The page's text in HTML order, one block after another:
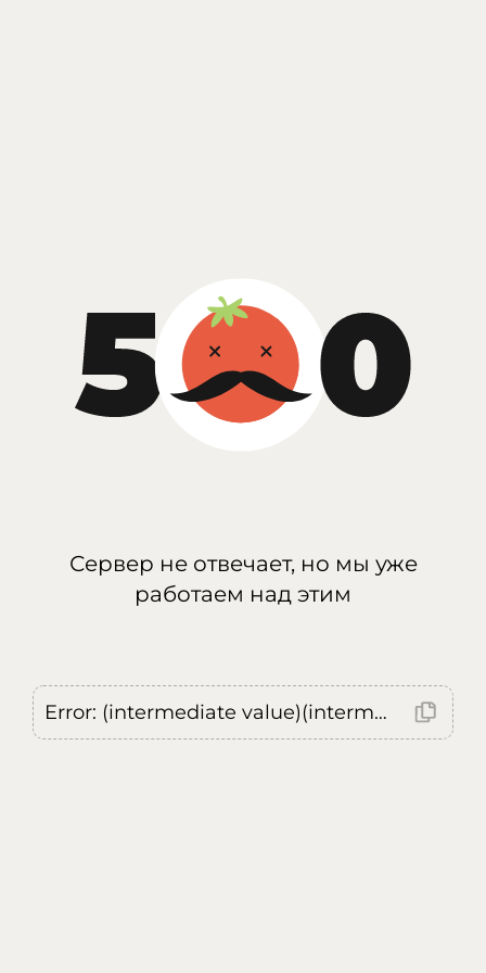
Сервер не отвечает, но мы уже
работаем над этим
Error: (intermediate value)(intermediate value)(intermediate value).replaceAll is not a function